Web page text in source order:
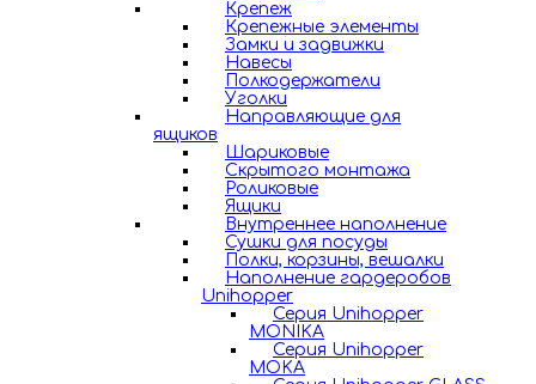
Крепеж
Крепежные элементы
Замки и задвижки
Навесы
Полкодержатели
Уголки
Направляющие для
ящиков
Шариковые
Скрытого монтажа
Роликовые
Ящики
Внутреннее наполнение
Сушки для посуды
Полки, корзины, вешалки
Наполнение гардеробов
Unihopper
Серия Unihopper
MONIKA
Серия Unihopper
MOKA